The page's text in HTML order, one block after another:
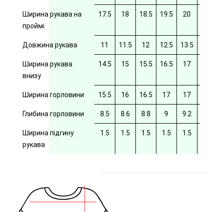
Ширина рукава на
проймі
17.5 18 18.5 19.5 20
Довжина рукава 11 11.5 12 12.5 13.5
Ширина рукава
внизу
14.5 15 15.5 16.5 17
Ширина горловини 15.5 16 16.5 17 17
Глибина горловини 8.5 8.6 8.8 9 9.2
Ширина підгину
рукава
1.5 1.5 1.5 1.5 1.5